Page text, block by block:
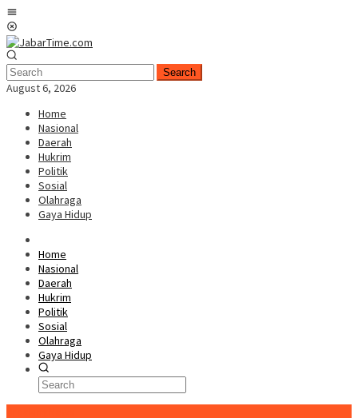
Skip
to
content
Search
August 6, 2026
Home
Nasional
Daerah
Hukrim
Politik
Sosial
Olahraga
Gaya Hidup
Home
Nasional
Daerah
Hukrim
Politik
Sosial
Olahraga
Gaya Hidup